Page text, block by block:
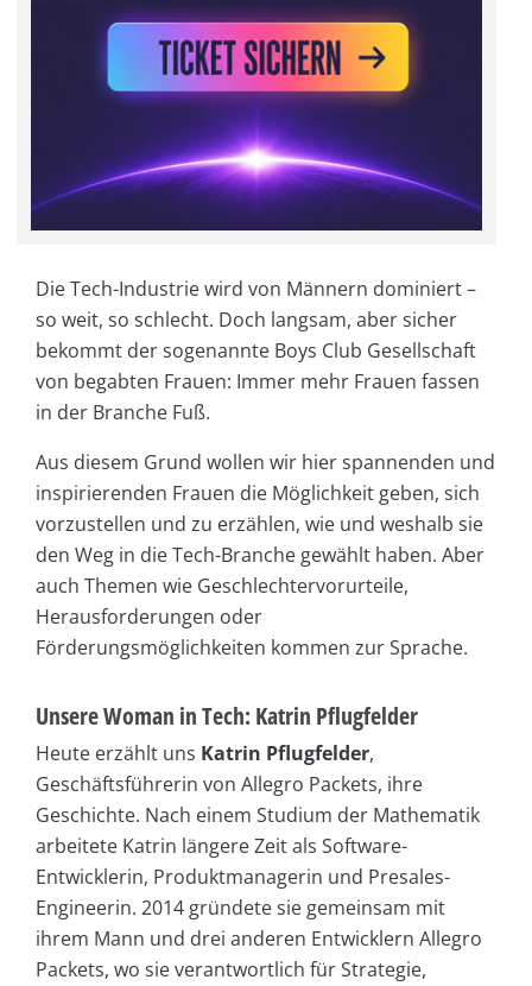
Die Tech-Industrie wird von Männern dominiert –
so weit, so schlecht. Doch langsam, aber sicher
bekommt der sogenannte Boys Club Gesellschaft
von begabten Frauen: Immer mehr Frauen fassen
in der Branche Fuß.
Aus diesem Grund wollen wir hier spannenden und
inspirierenden Frauen die Möglichkeit geben, sich
vorzustellen und zu erzählen, wie und weshalb sie
den Weg in die Tech-Branche gewählt haben. Aber
auch Themen wie Geschlechtervorurteile,
Herausforderungen oder
Förderungsmöglichkeiten kommen zur Sprache.
Unsere Woman in Tech: Katrin Pflugfelder
Heute erzählt uns Katrin Pflugfelder,
Geschäftsführerin von Allegro Packets, ihre
Geschichte. Nach einem Studium der Mathematik
arbeitete Katrin längere Zeit als Software-
Entwicklerin, Produktmanagerin und Presales-
Engineerin. 2014 gründete sie gemeinsam mit
ihrem Mann und drei anderen Entwicklern Allegro
Packets, wo sie verantwortlich für Strategie,